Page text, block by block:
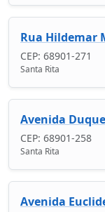
Rua Hildemar
CEP: 68901-271
Santa Rita
Avenida
CEP: 68901-258
Santa Rita
Avenida